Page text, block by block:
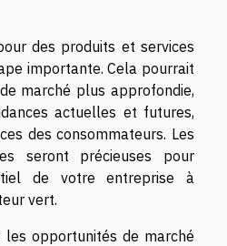
des produits et services
importante. Cela pourrait
marché plus approfondie,
actuelles et futures,
des consommateurs. Les
seront précieuses pour
de votre entreprise à
vert.
les opportunités de marché